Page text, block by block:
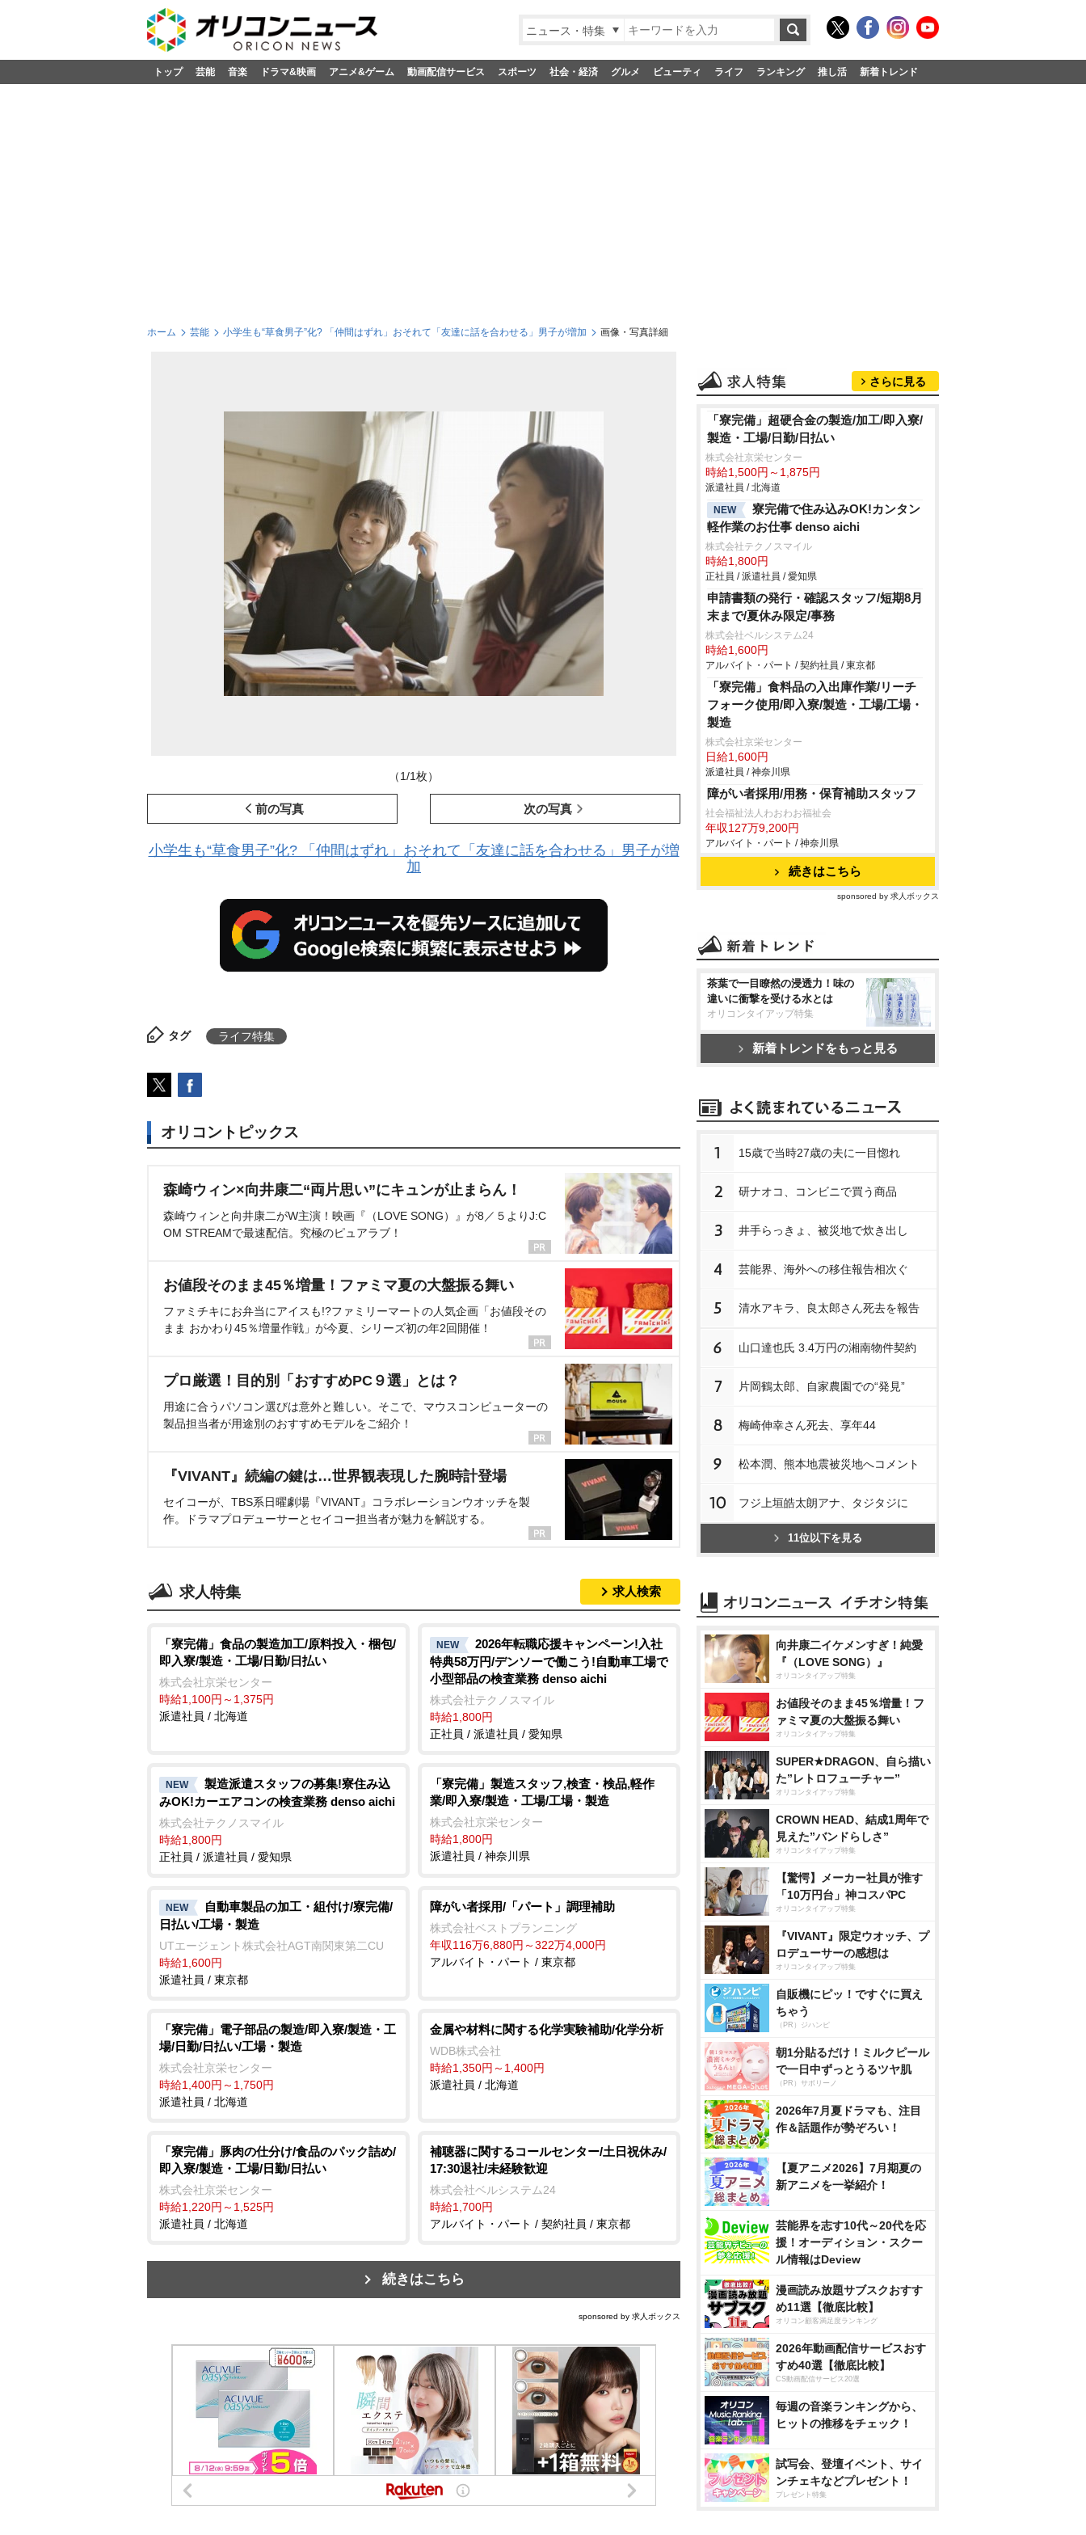
ニュース・特集
トップ 芸能 音楽 ドラマ&映画 アニメ&ゲーム 動画配信サービス スポーツ 社会・経済 グルメ ビューティ ライフ ランキング 推し活 新着トレンド
ホーム 芸能 小学生も“草食男子”化? 「仲間はずれ」おそれて「友達に話を合わせる」男子が増加 画像・写真詳細
（1/1枚）
前の写真 次の写真
小学生も“草食男子”化? 「仲間はずれ」おそれて「友達に話を合わせる」男子が増
加
タグ ライフ特集
オリコントピックス
森崎ウィン×向井康二“両片思い”にキュンが止まらん！
森崎ウィンと向井康二がW主演！映画『（LOVE SONG）』が8／５よりJ:C
OM STREAMで最速配信。究極のピュアラブ！
お値段そのまま45％増量！ファミマ夏の大盤振る舞い
ファミチキにお弁当にアイスも!?ファミリーマートの人気企画「お値段その
まま おかわり45％増量作戦」が今夏、シリーズ初の年2回開催！
プロ厳選！目的別「おすすめPC９選」とは？
用途に合うパソコン選びは意外と難しい。そこで、マウスコンピューターの
製品担当者が用途別のおすすめモデルをご紹介！
『VIVANT』続編の鍵は…世界観表現した腕時計登場
セイコーが、TBS系日曜劇場『VIVANT』コラボレーションウオッチを製
作。ドラマプロデューサーとセイコー担当者が魅力を解説する。
求人特集 求人検索
「寮完備」食品の製造加工/原料投入・梱包/
即入寮/製造・工場/日勤/日払い
株式会社京栄センター
時給1,100円～1,375円
派遣社員 / 北海道
NEW
2026年転職応援キャンペーン!入社
特典58万円/デンソーで働こう!自動車工場で
小型部品の検査業務 denso aichi
株式会社テクノスマイル
時給1,800円
正社員 / 派遣社員 / 愛知県
NEW
製造派遣スタッフの募集!寮住み込
みOK!カーエアコンの検査業務 denso aichi
株式会社テクノスマイル
時給1,800円
正社員 / 派遣社員 / 愛知県
「寮完備」製造スタッフ,検査・検品,軽作
業/即入寮/製造・工場/工場・製造
株式会社京栄センター
時給1,800円
派遣社員 / 神奈川県
NEW
自動車製品の加工・組付け/寮完備/
日払い/工場・製造
UTエージェント株式会社AGT南関東第二CU
時給1,600円
派遣社員 / 東京都
障がい者採用/「パート」調理補助
株式会社ベストプランニング
年収116万6,880円～322万4,000円
アルバイト・パート / 東京都
「寮完備」電子部品の製造/即入寮/製造・工
場/日勤/日払い/工場・製造
株式会社京栄センター
時給1,400円～1,750円
派遣社員 / 北海道
金属や材料に関する化学実験補助/化学分析
WDB株式会社
時給1,350円～1,400円
派遣社員 / 北海道
「寮完備」豚肉の仕分け/食品のパック詰め/
即入寮/製造・工場/日勤/日払い
株式会社京栄センター
時給1,220円～1,525円
派遣社員 / 北海道
補聴器に関するコールセンター/土日祝休み/
17:30退社/未経験歓迎
株式会社ベルシステム24
時給1,700円
アルバイト・パート / 契約社員 / 東京都
続きはこちら
sponsored by 求人ボックス
さらに見る
「寮完備」超硬合金の製造/加工/即入寮/
製造・工場/日勤/日払い
株式会社京栄センター
時給1,500円～1,875円
派遣社員 / 北海道
NEW
寮完備で住み込みOK!カンタン
軽作業のお仕事 denso aichi
株式会社テクノスマイル
時給1,800円
正社員 / 派遣社員 / 愛知県
申請書類の発行・確認スタッフ/短期8月
末まで/夏休み限定/事務
株式会社ベルシステム24
時給1,600円
アルバイト・パート / 契約社員 / 東京都
「寮完備」食料品の入出庫作業/リーチ
フォーク使用/即入寮/製造・工場/工場・
製造
株式会社京栄センター
日給1,600円
派遣社員 / 神奈川県
障がい者採用/用務・保育補助スタッフ
社会福祉法人わおわお福祉会
年収127万9,200円
アルバイト・パート / 神奈川県
続きはこちら
sponsored by 求人ボックス
茶葉で一目瞭然の浸透力！味の
違いに衝撃を受ける水とは
オリコンタイアップ特集
新着トレンドをもっと見る
1 15歳で当時27歳の夫に一目惚れ
2 研ナオコ、コンビニで買う商品
3 井手らっきょ、被災地で炊き出し
4 芸能界、海外への移住報告相次ぐ
5 清水アキラ、良太郎さん死去を報告
6 山口達也氏 3.4万円の湘南物件契約
7 片岡鶴太郎、自家農園での“発見”
8 梅崎伸幸さん死去、享年44
9 松本潤、熊本地震被災地へコメント
10 フジ上垣皓太朗アナ、タジタジに
11位以下を見る
向井康二イケメンすぎ！純愛
『（LOVE SONG）』
オリコンタイアップ特集
お値段そのまま45％増量！フ
ァミマ夏の大盤振る舞い
オリコンタイアップ特集
SUPER★DRAGON、自ら描い
た”レトロフューチャー”
オリコンタイアップ特集
CROWN HEAD、結成1周年で
見えた”バンドらしさ”
オリコンタイアップ特集
【驚愕】メーカー社員が推す
「10万円台」神コスパPC
オリコンタイアップ特集
『VIVANT』限定ウオッチ、プ
ロデューサーの感想は
オリコンタイアップ特集
自販機にピッ！ですぐに買え
ちゃう
（PR）ジハンピ
朝1分貼るだけ！ミルクピール
で一日中ずっとうるツヤ肌
（PR）サボリーノ
2026年7月夏ドラマも、注目
作＆話題作が勢ぞろい！
【夏アニメ2026】7月期夏の
新アニメを一挙紹介！
芸能界を志す10代～20代を応
援！オーディション・スクー
ル情報はDeview
漫画読み放題サブスクおすす
め11選【徹底比較】
オリコン顧客満足度ランキング
2026年動画配信サービスおす
すめ40選【徹底比較】
CS動画配信サービス20選
毎週の音楽ランキングから、
ヒットの推移をチェック！
試写会、登壇イベント、サイ
ンチェキなどプレゼント！
プレゼント特集